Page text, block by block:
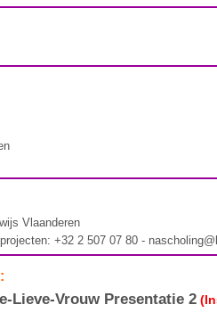
Vlaanderen
+32 2 507 07 80 -
Lieve-Vrouw Presentatie 2